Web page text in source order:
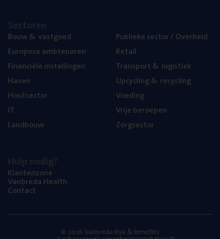
Bouw& vastgoed
Euro­pe­se ambtenaren
Finan­ci­ë­le instellingen
Haven
Hout­sec­tor
IT
Land­bouw
Publie­ke sec­tor / Overheid
Retail
Trans­port& logistiek
Upcy­cling& recycling
Voe­ding
Vrije beroe­pen
Zorg­sec­tor
Klan­ten­zo­ne
Van­b­re­da Health
Con­tact
© 2026 Vanbreda Risk & Benefits